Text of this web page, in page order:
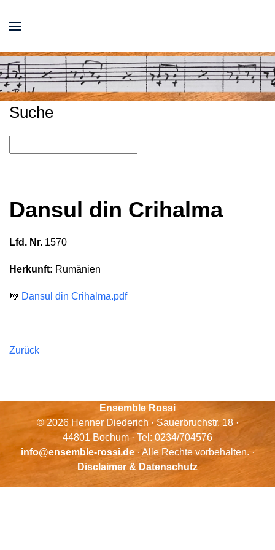
Suche
Dansul din Crihalma
Lfd. Nr. 1570
Herkunft: Rumänien
🎼 Dansul din Crihalma.pdf
Zurück
Ensemble Rossi
© 2026 Henner Diederich · Sauerbruchstr. 18 ·
44801 Bochum · Tel: 0234/704576
info@ensemble-rossi.de· Alle Rechte vorbehalten. ·
Disclaimer & Datenschutz